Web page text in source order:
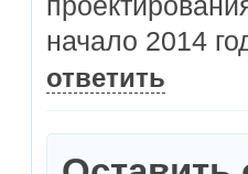
начало 2014
ответить